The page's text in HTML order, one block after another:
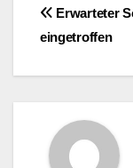
Erwarteter
eingetroffen